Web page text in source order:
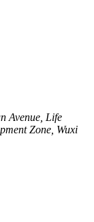
Avenue, Life
Zone, Wuxi